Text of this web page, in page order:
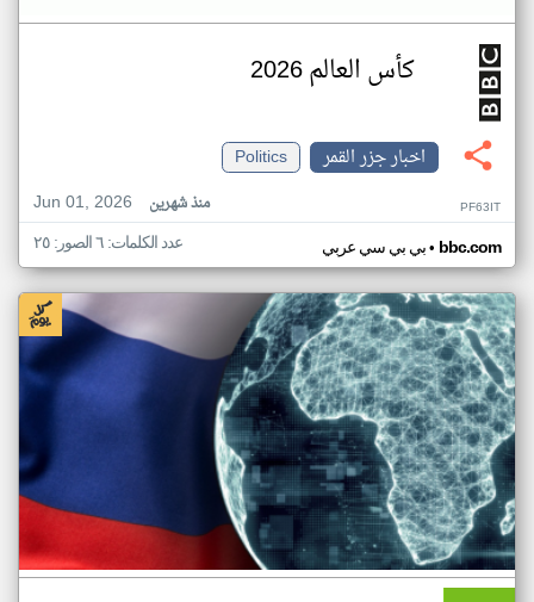
كأس العالم 2026
اخبار جزر القمر
Politics
Jun 01, 2026
منذ شهرين PF63IT
بي بي سي عربي• bbc.com عدد الكلمات: ٦ الصور: ٢٥